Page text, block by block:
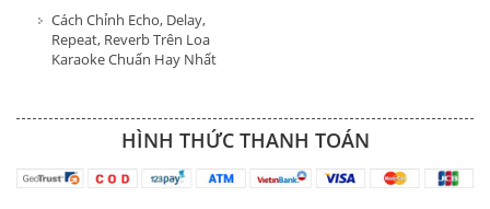
Cách Chỉnh Echo, Delay,
Repeat, Reverb Trên Loa
Karaoke Chuẩn Hay Nhất
HÌNH THỨC THANH TOÁN